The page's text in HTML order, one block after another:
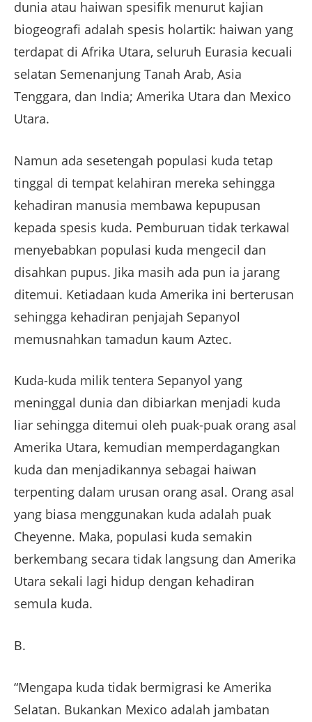
dunia atau haiwan spesifik menurut kajian
biogeografi adalah spesis holartik: haiwan yang
terdapat di Afrika Utara, seluruh Eurasia kecuali
selatan Semenanjung Tanah Arab, Asia
Tenggara, dan India; Amerika Utara dan Mexico
Utara.
Namun ada sesetengah populasi kuda tetap
tinggal di tempat kelahiran mereka sehingga
kehadiran manusia membawa kepupusan
kepada spesis kuda. Pemburuan tidak terkawal
menyebabkan populasi kuda mengecil dan
disahkan pupus. Jika masih ada pun ia jarang
ditemui. Ketiadaan kuda Amerika ini berterusan
sehingga kehadiran penjajah Sepanyol
memusnahkan tamadun kaum Aztec.
Kuda-kuda milik tentera Sepanyol yang
meninggal dunia dan dibiarkan menjadi kuda
liar sehingga ditemui oleh puak-puak orang asal
Amerika Utara, kemudian memperdagangkan
kuda dan menjadikannya sebagai haiwan
terpenting dalam urusan orang asal. Orang asal
yang biasa menggunakan kuda adalah puak
Cheyenne. Maka, populasi kuda semakin
berkembang secara tidak langsung dan Amerika
Utara sekali lagi hidup dengan kehadiran
semula kuda.
B.
“Mengapa kuda tidak bermigrasi ke Amerika
Selatan. Bukankan Mexico adalah jambatan